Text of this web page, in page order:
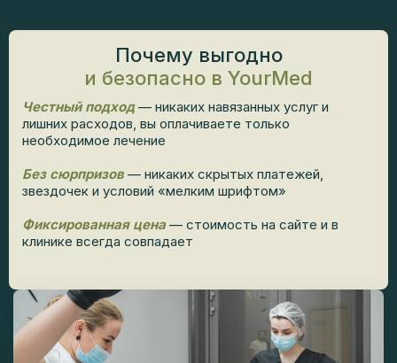
Почему выгодно
и безопасно в YourMed
Честный подход— никаких навязанных услуг и
лишних расходов, вы оплачиваете только
необходимое лечение
Без сюрпризов — никаких скрытых платежей,
звездочек и условий «мелким шрифтом»
Фиксированная цена— стоимость на сайте и в
клинике всегда совпадает